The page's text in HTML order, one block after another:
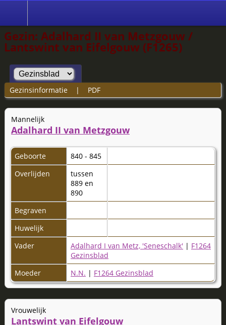
Gezin: Adalhard II van Metzgouw /
Lantswint van Eifelgouw (F1265)
Gezinsinformatie| PDF
Mannelijk
Adalhard II van Metzgouw
Geboorte
840 - 845
Overlijden
tussen
889 en
890
Begraven
Huwelijk
Vader
Adalhard I van Metz, 'Seneschalk' | F1264
Gezinsblad
Moeder
N.N. | F1264 Gezinsblad
Vrouwelijk
Lantswint van Eifelgouw